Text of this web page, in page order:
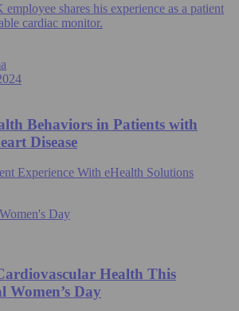
shares his experience as a patient
cardiac monitor.
Behaviors in Patients with
Disease
Experience With eHealth Solutions
Health This
Women’s Day